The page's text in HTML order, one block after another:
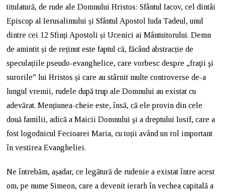
titulatură, de rude ale Domnului Hristos: Sfântul Iacov, cel dintâi
Episcop al Ierusalimului și Sfântul Apostol Iuda Tadeul, unul
dintre cei 12 Sfinți Apostoli și Ucenici ai Mântuitorului. Demn
de amintit și de reținut este faptul că, făcând abstracție de
speculațiile pseudo-evanghelice, care vorbesc despre „fraţii şi
surorile” lui Hristos și care au stârnit multe controverse de-a
lungul vremii, rudele după trup ale Domnului au existat cu
adevărat. Mențiunea-cheie este, însă, că ele provin din cele
două familii, adică a Maicii Domnului şi a dreptului Iosif, care a
fost logodnicul Fecioarei Maria, cu toții având un rol important
în vestirea Evangheliei.
Ne întrebăm, așadar, ce legătură de rudenie a existat între acest
om, pe nume Simeon, care a devenit ierarh în vechea capitală a